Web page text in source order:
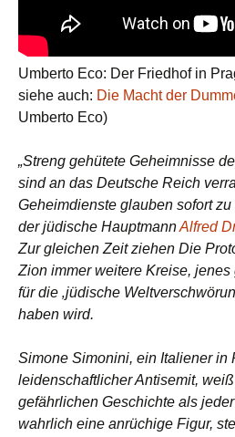
Umberto Eco: Der Friedhof in
siehe auch: Die Macht der
Umberto Eco)
„Streng gehütete Geheimnisse
sind an das Deutsche Reich
Geheimdienste glauben sofort
der jüdische HauptmannAlfred
Zur gleichen Zeit ziehen Die
Zion immer weitere Kreise, jenes
für die ‚jüdische
haben wird.
Simone Simonini, ein Italiener in
leidenschaftlicher Antisemit,
gefährlichen Geschichte als
wahrlich eine anrüchige Figur,